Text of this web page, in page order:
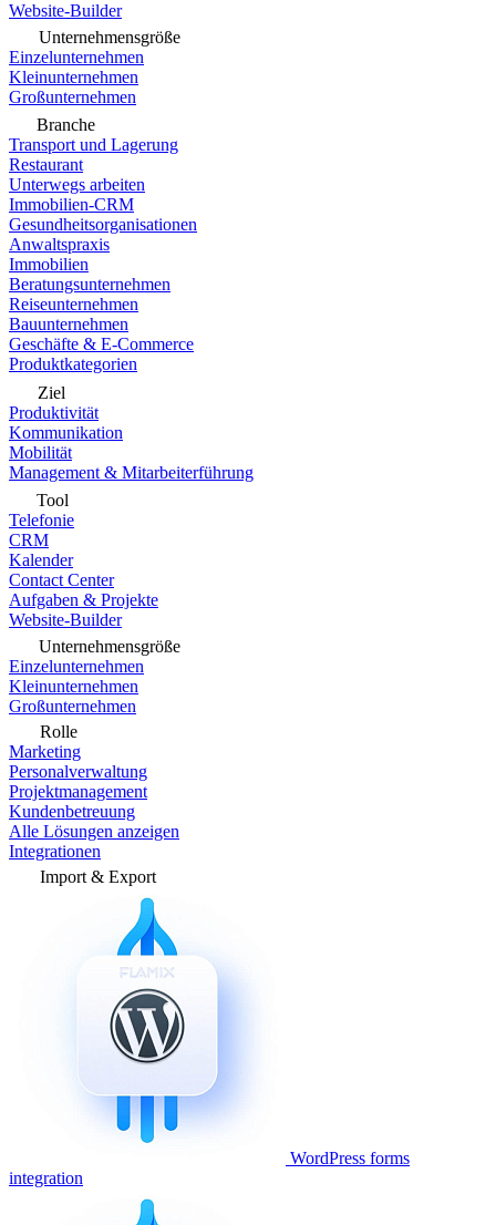
Website-Builder
Unternehmensgröße
Einzelunternehmen
Kleinunternehmen
Großunternehmen
Branche
Transport und Lagerung
Restaurant
Unterwegs arbeiten
Immobilien-CRM
Gesundheitsorganisationen
Anwaltspraxis
Immobilien
Beratungsunternehmen
Reiseunternehmen
Bauunternehmen
Geschäfte & E-Commerce
Produktkategorien
Ziel
Produktivität
Kommunikation
Mobilität
Management & Mitarbeiterführung
Tool
Telefonie
CRM
Kalender
Contact Center
Aufgaben & Projekte
Website-Builder
Unternehmensgröße
Einzelunternehmen
Kleinunternehmen
Großunternehmen
Rolle
Marketing
Personalverwaltung
Projektmanagement
Kundenbetreuung
Alle Lösungen anzeigen
Integrationen
Import & Export
WordPress forms
integration